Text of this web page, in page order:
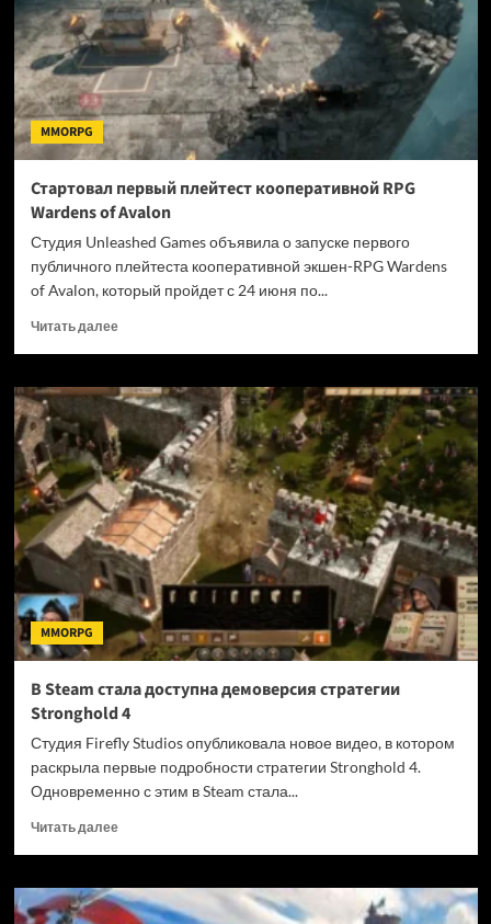
для
RuneScape:
Dragonwilds
MMORPG
Стартовал первый плейтест кооперативной RPG
Wardens of Avalon
Студия Unleashed Games объявила о запуске первого
публичного плейтеста кооперативной экшен-RPG Wardens
of Avalon, который пройдет с 24 июня по...
Читать далееПрочитать
Стартовал
первый
плейтест
кооперативной
RPG
Wardens
of
Avalon
MMORPG
В Steam стала доступна демоверсия стратегии
Stronghold 4
Студия Firefly Studios опубликовала новое видео, в котором
раскрыла первые подробности стратегии Stronghold 4.
Одновременно с этим в Steam стала...
Читать далееПрочитать
В
Steam